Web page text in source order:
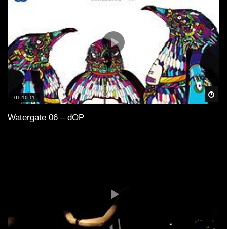
01:10:11
Watergate 06 – dOP